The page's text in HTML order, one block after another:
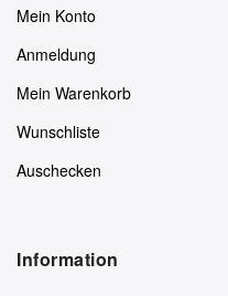
Mein Konto
Anmeldung
Mein Warenkorb
Wunschliste
Auschecken
Information